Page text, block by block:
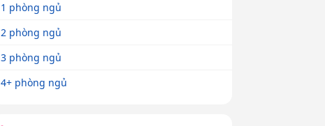
1 phòng ngủ
2 phòng ngủ
3 phòng ngủ
4+ phòng ngủ